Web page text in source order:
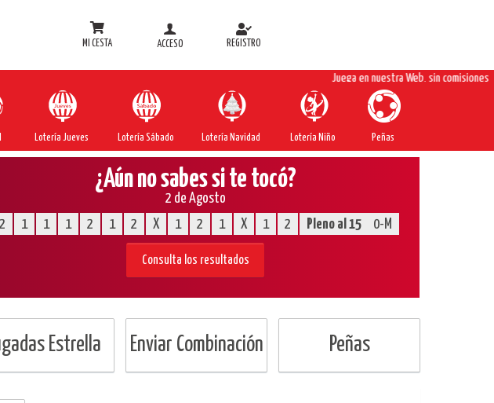
MI CESTA ACCESO REGISTRO
Juega en nuestra Web, sin comisiones
Lotería Jueves Lotería Sábado Lotería Navidad Lotería Niño Peñas
¿Aún no sabes si te tocó?
2 de Agosto
2 1 1 1 2 1 2 X 1 2 1 X 1 2 Pleno al 15 0-M
Consulta los resultados
Estrella Enviar Combinación Peñas